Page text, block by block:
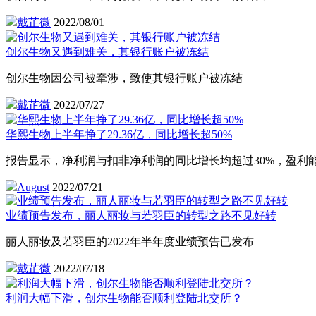
戴芷微 2022/08/01
创尔生物又遇到难关，其银行账户被冻结
创尔生物因公司被牵涉，致使其银行账户被冻结
戴芷微 2022/07/27
华熙生物上半年挣了29.36亿，同比增长超50%
报告显示，净利润与扣非净利润的同比增长均超过30%，盈利
August 2022/07/21
业绩预告发布，丽人丽妆与若羽臣的转型之路不见好转
丽人丽妆及若羽臣的2022年半年度业绩预告已发布
戴芷微 2022/07/18
利润大幅下滑，创尔生物能否顺利登陆北交所？